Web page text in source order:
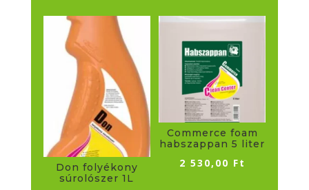
Don folyékony
súrolószer 1L
Commerce foam
habszappan 5 liter
2 530,00 Ft